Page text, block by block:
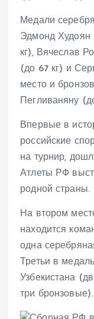
Медали
Эдмонд Худоян
кг), Вячеслав
(до 67 кг) и
место и
Пегливаняну
Впервые в
российские
на турнир,
Атлеты РФ
родной страны.
На втором
находится
одна
Третьи в
Узбекистана
три бронзовые).